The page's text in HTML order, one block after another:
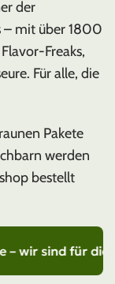
der
– mit über 1800
Freaks,
Für alle, die
Pakete
werden
bestellt
für dich da